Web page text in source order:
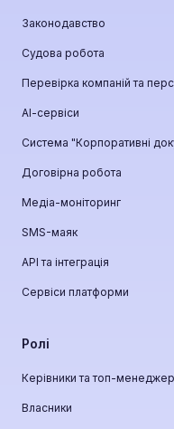
Законодавство
Судова робота
Перевірка компаній та
АІ-сервіси
Система "Корпоративні
Договірна робота
Медіа-моніторинг
SMS-маяк
API та інтеграція
Сервіси платформи
Ролі
Керівники та топ-
Власники